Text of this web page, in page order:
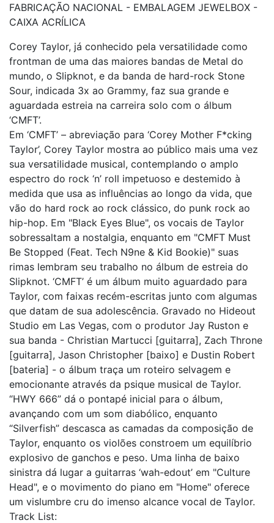
FABRICAÇÃO NACIONAL - EMBALAGEM JEWELBOX -
CAIXA ACRÍLICA
Corey Taylor, já conhecido pela versatilidade como
frontman de uma das maiores bandas de Metal do
mundo, o Slipknot, e da banda de hard-rock Stone
Sour, indicada 3x ao Grammy, faz sua grande e
aguardada estreia na carreira solo com o álbum
‘CMFT’.
Em ‘CMFT’ – abreviação para ‘Corey Mother F*cking
Taylor’, Corey Taylor mostra ao público mais uma vez
sua versatilidade musical, contemplando o amplo
espectro do rock ‘n’ roll impetuoso e destemido à
medida que usa as influências ao longo da vida, que
vão do hard rock ao rock clássico, do punk rock ao
hip-hop. Em "Black Eyes Blue", os vocais de Taylor
sobressaltam a nostalgia, enquanto em "CMFT Must
Be Stopped (Feat. Tech N9ne & Kid Bookie)" suas
rimas lembram seu trabalho no álbum de estreia do
Slipknot. ‘CMFT’ é um álbum muito aguardado para
Taylor, com faixas recém-escritas junto com algumas
que datam de sua adolescência. Gravado no Hideout
Studio em Las Vegas, com o produtor Jay Ruston e
sua banda - Christian Martucci [guitarra], Zach Throne
[guitarra], Jason Christopher [baixo] e Dustin Robert
[bateria] - o álbum traça um roteiro selvagem e
emocionante através da psique musical de Taylor.
“HWY 666” dá o pontapé inicial para o álbum,
avançando com um som diabólico, enquanto
“Silverfish” descasca as camadas da composição de
Taylor, enquanto os violões constroem um equilíbrio
explosivo de ganchos e peso. Uma linha de baixo
sinistra dá lugar a guitarras ‘wah-edout’ em "Culture
Head", e o movimento do piano em "Home" oferece
um vislumbre cru do imenso alcance vocal de Taylor.
Track List: